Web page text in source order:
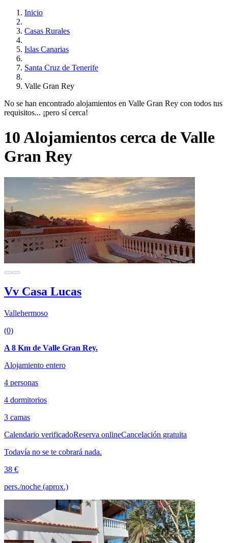
Inicio
Casas Rurales
Islas Canarias
Santa Cruz de Tenerife
Valle Gran Rey
No se han encontrado alojamientos en Valle Gran Rey con todos tus
requisitos... ¡pero sí cerca!
10 Alojamientos cerca de Valle
Gran Rey
Vv Casa Lucas
Vallehermoso
(0)
A 8 Km de Valle Gran Rey.
Alojamiento entero
4 personas
4 dormitorios
3 camas
Calendario verificadoReserva onlineCancelación gratuita
Todavía no se te cobrará nada.
38 €
pers./noche (aprox.)